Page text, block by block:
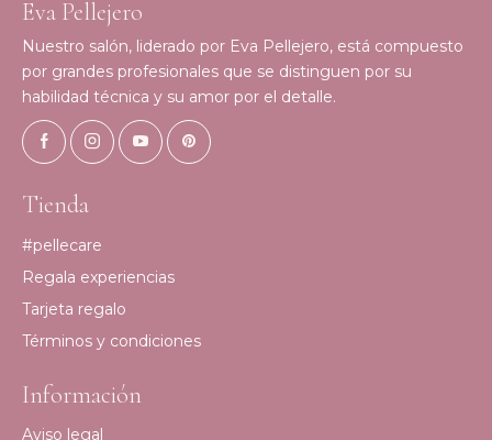
Eva Pellejero
Nuestro salón, liderado por Eva Pellejero, está compuesto
por grandes profesionales que se distinguen por su
habilidad técnica y su amor por el detalle.
Tienda
#pellecare
Regala experiencias
Tarjeta regalo
Términos y condiciones
Información
Aviso legal